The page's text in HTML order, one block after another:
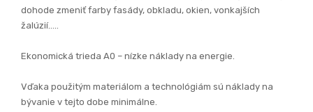
Dispozícia domu:
- kuchyňa prepojená s obývačkou s výstupom na terasu,
- 3 x izba s priestorom na vstavanú skriňu,
- kúpeľňa s vaňou, sprchovým kútom, WC, umývadlo,